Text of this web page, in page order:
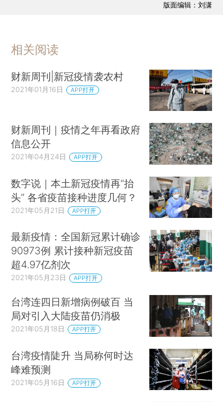
版面编辑：刘潇
相关阅读
财新周刊|新冠疫情袭农村
2021年01月16日 APP打开
财新周刊｜疫情之年再看政府
信息公开
2021年04月24日 APP打开
数字说｜本土新冠疫情再“抬
头” 各省疫苗接种进度几何？
2021年05月21日 APP打开
最新疫情：全国新冠累计确诊
90973例 累计接种新冠疫苗
超4.97亿剂次
2021年05月23日 APP打开
台湾连四日新增病例破百 当
局对引入大陆疫苗仍消极
2021年05月18日 APP打开
台湾疫情陡升 当局称何时达
峰难预测
2021年05月16日 APP打开